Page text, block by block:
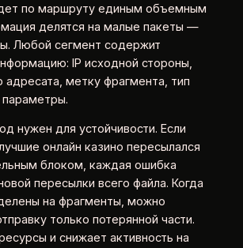
по маршруту единым объемным
делятся на малые пакеты —
Любой сегмент содержит
IP исходной стороны,
адресата, метку фрагмента, тип
нужен для устойчивости. Если
онлайн казино пересылался
блоком, каждая ошибка
пересылки всего файла. Когда
на фрагменты, можно
только потерянной части.
и снижает активность на